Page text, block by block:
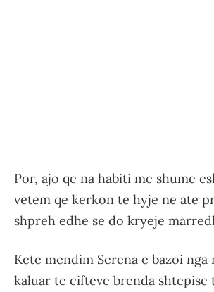
Por, ajo qe na habiti me shume
vetem qe kerkon te hyje ne ate
shpreh edhe se do kryeje
Kete mendim Serena e bazoi nga
kaluar te cifteve brenda shtepise